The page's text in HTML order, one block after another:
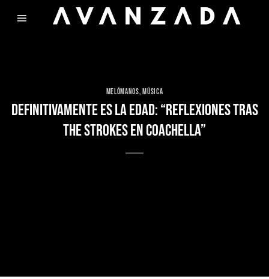
MELÓMANOS, MÚSICA
DEFINITIVAMENTE ES LA EDAD: “REFLEXIONES TRAS
THE STROKES EN COACHELLA”